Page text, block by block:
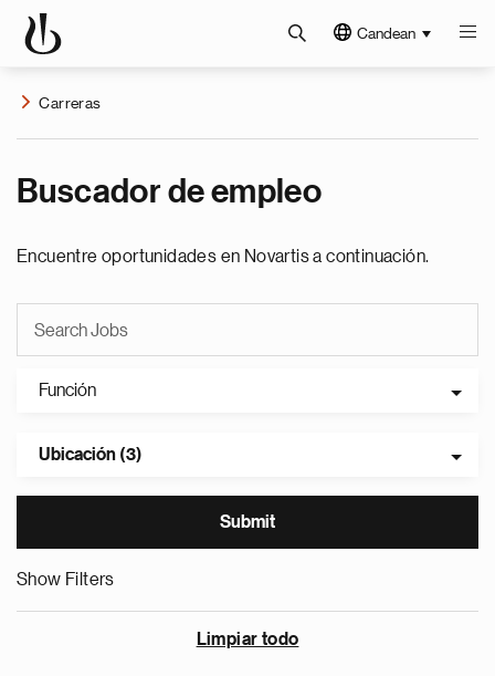
Candean
Carreras
Buscador de empleo
Encuentre oportunidades en Novartis a continuación.
Función
Ubicación (3)
Show Filters
Limpiar todo